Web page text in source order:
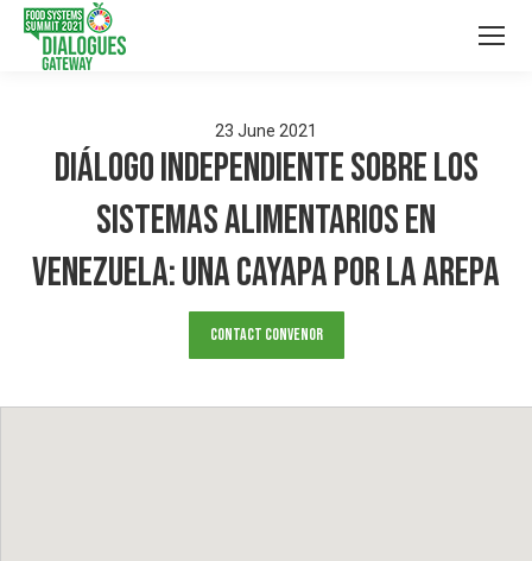
23 June 2021
Diálogo Independiente sobre los
sistemas alimentarios en
Venezuela: Una cayapa por la arepa
Contact Convenor